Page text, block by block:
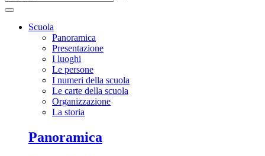
Scuola
Panoramica
Presentazione
I luoghi
Le persone
I numeri della scuola
Le carte della scuola
Organizzazione
La storia
Panoramica